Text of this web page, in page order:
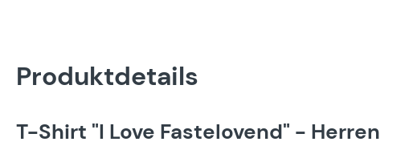
Produktdetails
T-Shirt "I Love Fastelovend" - Herren